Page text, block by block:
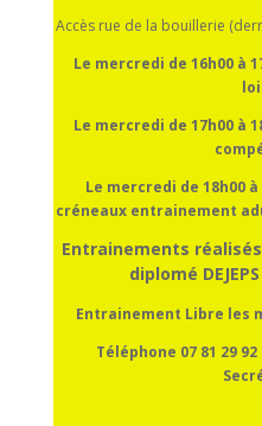
Accès rue de la bouillerie
Le mercredi de 16h00 à
Le mercredi de 17h00 à
Le mercredi de 18h00 à
créneaux entrainement
Entrainements
diplomé
Entrainement Libre les
Téléphone 07 81 29